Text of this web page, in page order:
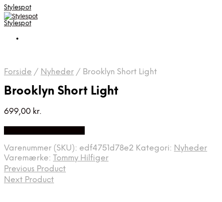
Stylespot
Stylespot
Forside / Nyheder / Brooklyn Short Light
Brooklyn Short Light
699,00 kr.
Varenummer (SKU): edf4751d78e2 Kategori: Nyheder
Varemærke: Tommy Hilfiger
Previous Product
Next Product